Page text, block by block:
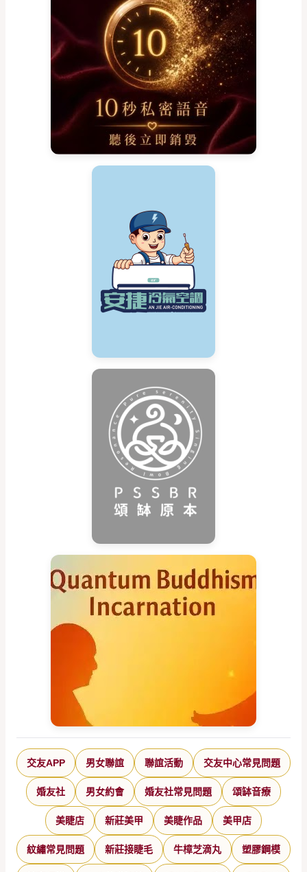
交友APP 男女聯誼 聯誼活動 交友中心常見問題
婚友社 男女約會 婚友社常見問題 頌缽音療
美睫店 新莊美甲 美睫作品 美甲店
紋繡常見問題 新莊接睫毛 牛樟芝滴丸 塑膠鋼模